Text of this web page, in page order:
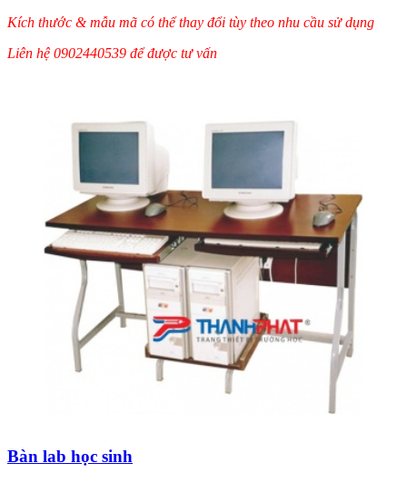
Kích thước & mẫu mã có thể thay đổi tùy theo nhu cầu sử dụng
Liên hệ 0902440539 để được tư vấn
Bàn lab học sinh